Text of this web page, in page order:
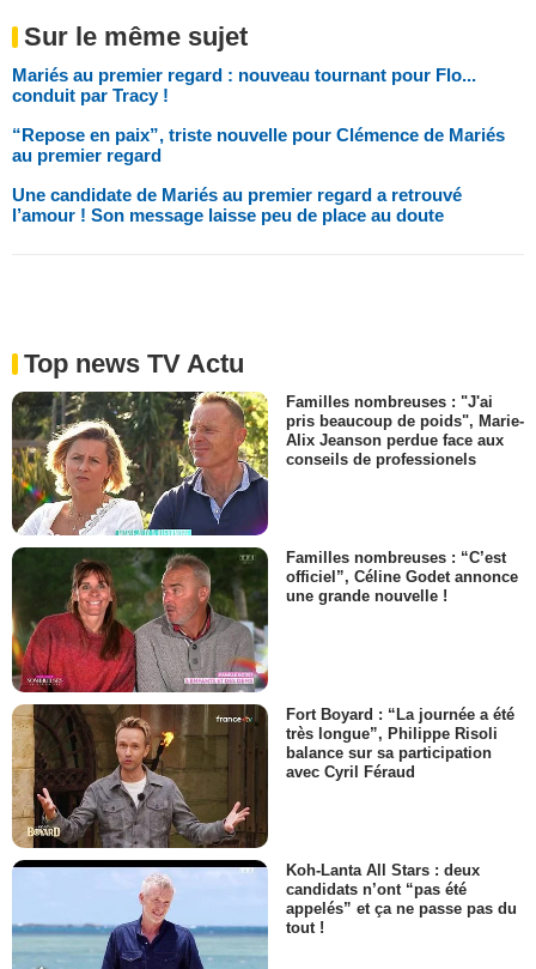
Sur le même sujet
Mariés au premier regard : nouveau tournant pour Flo...
conduit par Tracy !
“Repose en paix”, triste nouvelle pour Clémence de Mariés
au premier regard
Une candidate de Mariés au premier regard a retrouvé
l’amour ! Son message laisse peu de place au doute
Top news TV Actu
Familles nombreuses : "J'ai
pris beaucoup de poids", Marie-
Alix Jeanson perdue face aux
conseils de professionels
Familles nombreuses : “C’est
officiel”, Céline Godet annonce
une grande nouvelle !
Fort Boyard : “La journée a été
très longue”, Philippe Risoli
balance sur sa participation
avec Cyril Féraud
Koh-Lanta All Stars : deux
candidats n’ont “pas été
appelés” et ça ne passe pas du
tout !